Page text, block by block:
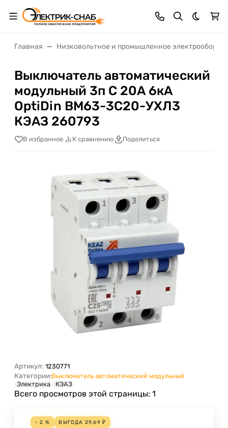
Темная
Главная Низковольтное и промышленное
Выключатель автоматический
модульный 3п C 20А 6кА
OptiDin BM63-3C20-УХЛ3
КЭАЗ 260793
В избранное К сравнению Поделиться
Артикул: 1230771
Категории:Выключатель автоматический модульный
Электрика
КЭАЗ
Всего просмотров этой страницы: 1
- 2 % ВЫГОДА 29,69 ₽